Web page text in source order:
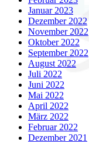
Januar 2023
Dezember 2022
November 2022
Oktober 2022
September 2022
August 2022
Juli 2022
Juni 2022
Mai 2022
April 2022
März 2022
Februar 2022
Dezember 2021